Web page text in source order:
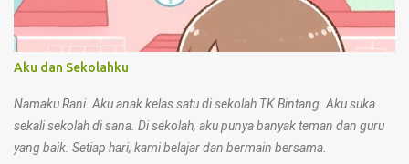
ditunjukkan dengan... a. Mencontek saat ulangan b. Berbuat kasar
kepada teman c. Menolong teman yang jatuh 9. Di sekolah, kita
sembarangan 10. Di rumah, kita bisa menunjukkan sikap sesuai
Pancasila deng...
Aku dan Sekolahku
Namaku Rani. Aku anak kelas satu di sekolah TK Bintang. Aku suka
sekali sekolah di sana. Di sekolah, aku punya banyak teman dan guru
yang baik. Setiap hari, kami belajar dan bermain bersama.